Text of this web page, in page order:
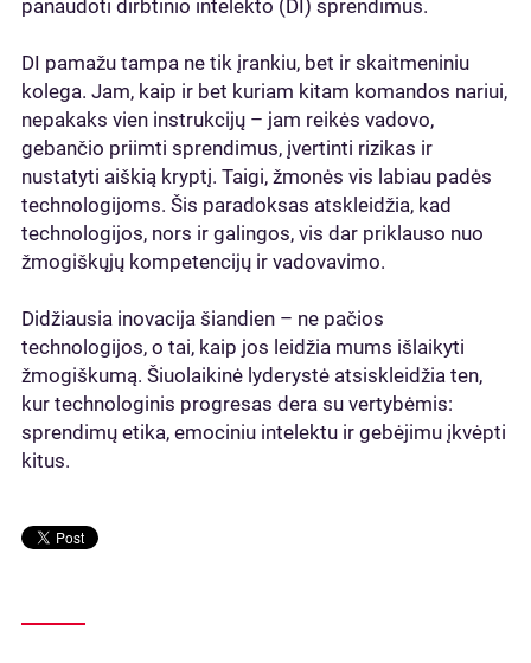
panaudoti dirbtinio intelekto (DI) sprendimus.
DI pamažu tampa ne tik įrankiu, bet ir skaitmeniniu
kolega. Jam, kaip ir bet kuriam kitam komandos nariui,
nepakaks vien instrukcijų – jam reikės vadovo,
gebančio priimti sprendimus, įvertinti rizikas ir
nustatyti aiškią kryptį. Taigi, žmonės vis labiau padės
technologijoms. Šis paradoksas atskleidžia, kad
technologijos, nors ir galingos, vis dar priklauso nuo
žmogiškųjų kompetencijų ir vadovavimo.
Didžiausia inovacija šiandien – ne pačios
technologijos, o tai, kaip jos leidžia mums išlaikyti
žmogiškumą. Šiuolaikinė lyderystė atsiskleidžia ten,
kur technologinis progresas dera su vertybėmis:
sprendimų etika, emociniu intelektu ir gebėjimu įkvėpti
kitus.